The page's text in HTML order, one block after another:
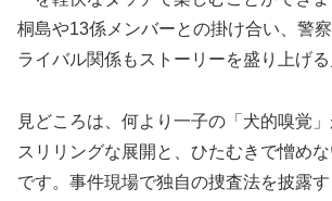
桐島や13係メンバーとの掛け合い、警
ライバル関係もストーリーを盛り上げる
見どころは、何より一子の「犬的嗅覚
スリリングな展開と、ひたむきで憎め
です。事件現場で独自の捜査法を披露